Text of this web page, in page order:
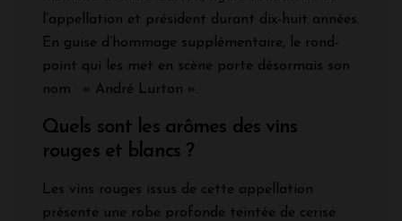
l’appellation et président durant dix-huit années.
En guise d’hommage supplémentaire, le rond-
point qui les met en scène porte désormais son
nom : « André Lurton ».
Quels sont les arômes des vins
rouges et blancs ?
Les vins rouges issus de cette appellation
présente une robe profonde teintée de cerise